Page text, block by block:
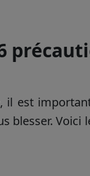
il est
blesser. Voici